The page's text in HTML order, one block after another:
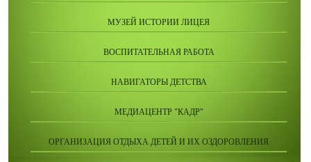
МУЗЕЙ ИСТОРИИ ЛИЦЕЯ
ВОСПИТАТЕЛЬНАЯ РАБОТА
НАВИГАТОРЫ ДЕТСТВА
МЕДИАЦЕНТР "КАДР"
ОРГАНИЗАЦИЯ ОТДЫХА ДЕТЕЙ И ИХ ОЗДОРОВЛЕНИЯ